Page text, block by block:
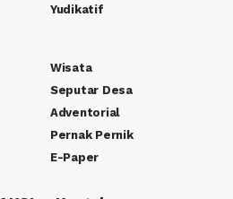
Yudikatif
Wisata
Seputar Desa
Adventorial
Pernak Pernik
E-Paper